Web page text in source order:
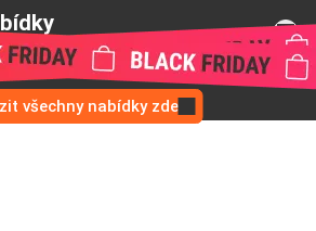
všechny nabídky zde